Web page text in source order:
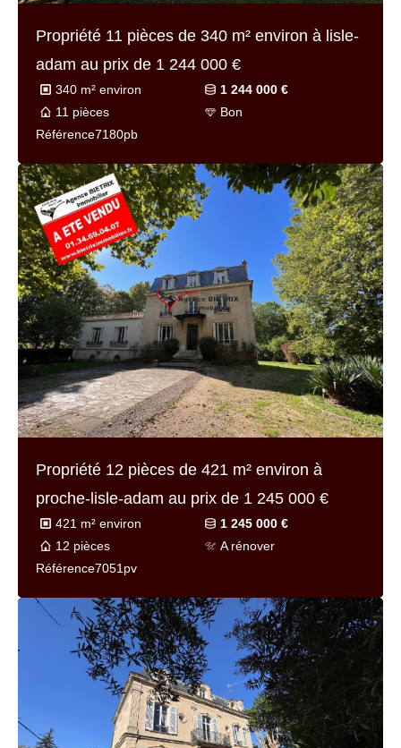
Propriété 11 pièces de 340 m² environ à lisle-
adam au prix de 1 244 000 €
340 m² environ
1 244 000 €
11 pièces
Bon
Référence7180pb
Propriété 12 pièces de 421 m² environ à
proche-lisle-adam au prix de 1 245 000 €
421 m² environ
1 245 000 €
12 pièces
A rénover
Référence7051pv